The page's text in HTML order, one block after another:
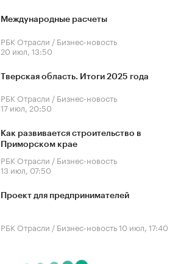
Международные расчеты
РБК Отрасли / Бизнес-новость
20 июл, 13:50
Тверская область. Итоги 2025 года
РБК Отрасли / Бизнес-новость
17 июл, 20:50
Как развивается строительство в
Приморском крае
РБК Отрасли / Бизнес-новость
13 июл, 07:50
Проект для предпринимателей
РБК Отрасли / Бизнес-новость10 июл, 17:40